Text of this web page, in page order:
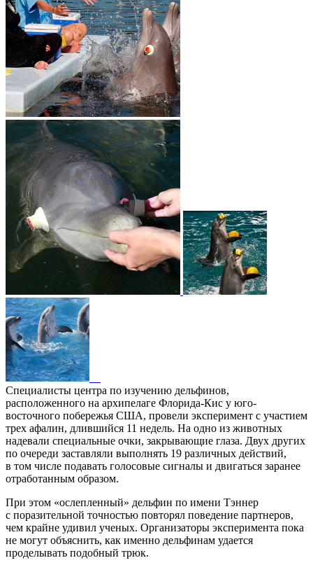
Специалисты центра по изучению дельфинов,
расположенного на архипелаге Флорида-Кис у юго-
восточного побережья США, провели эксперимент с участием
трех афалин, длившийся 11 недель. На одно из животных
надевали специальные очки, закрывающие глаза. Двух других
по очереди заставляли выполнять 19 различных действий,
в том числе подавать голосовые сигналы и двигаться заранее
отработанным образом.
При этом «ослепленный» дельфин по имени Тэннер
с поразительной точностью повторял поведение партнеров,
чем крайне удивил ученых. Организаторы эксперимента пока
не могут объяснить, как именно дельфинам удается
проделывать подобный трюк.